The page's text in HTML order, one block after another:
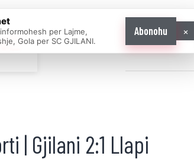
Home News
| Gjilani 2:1 Llapi
per Lajme,
Gola per SC GJILANI.
Abonohu ×